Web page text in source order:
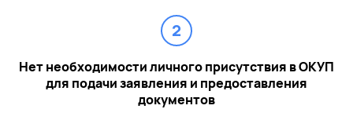
2
Нет необходимости личного присутствия в ОКУП
для подачи заявления и предоставления
документов